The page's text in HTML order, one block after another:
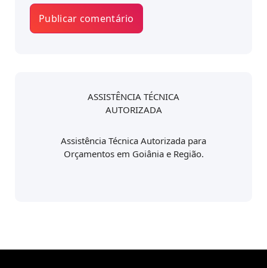
ASSISTÊNCIA TÉCNICA
AUTORIZADA
Assistência Técnica Autorizada para
Orçamentos em Goiânia e Região.